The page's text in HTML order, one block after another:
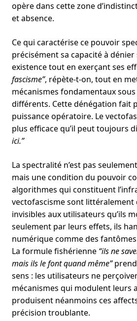
opère dans cette zone
et absence.
Ce qui caractérise ce pouvoir
précisément sa capacité à
existence tout en exerçant ses
fascisme”, répète-t-on, tout en
mécanismes fondamentaux
différents. Cette dénégation fait
puissance opératoire. Le
plus efficace qu’il peut toujours
ici.”
La spectralité n’est pas
mais une condition du pouvoir
algorithmes qui constituent
vectofascisme sont littéralement
invisibles aux utilisateurs qu’ils
seulement par leurs effets, ils
numérique comme des
La formule fishérienne “ils ne
mais ils le font quand même”prend
sens : les utilisateurs ne
mécanismes qui modulent leurs
produisent néanmoins ces
précision troublante.